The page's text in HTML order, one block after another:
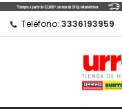
Teléfono: 3336193959
Mi lista de
Crear nueva
Crear lista
Nombre de la lista
Iniciar sesión
Debe iniciar
lista de deseos.